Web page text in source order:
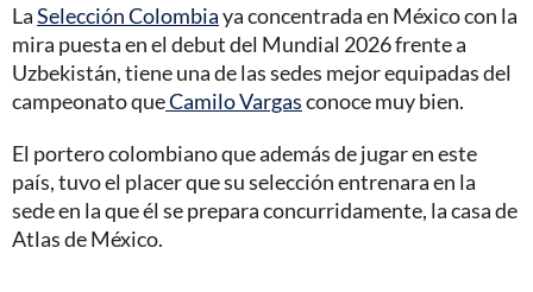
LaSelección Colombiaya concentrada en México con la
mira puesta en el debut del Mundial 2026 frente a
Uzbekistán, tiene una de las sedes mejor equipadas del
campeonato queCamilo Vargasconoce muy bien.
El portero colombiano que además de jugar en este
país, tuvo el placer que su selección entrenara en la
sede en la que él se prepara concurridamente, la casa de
Atlas de México.